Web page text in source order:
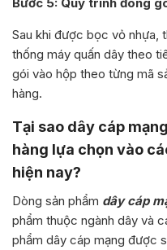
Sau khi được bọc vỏ nhựa,
thống máy quấn dây theo
gói vào hộp theo từng mã
hàng.
Tại sao dây cáp
hàng lựa chọn vào
hiện nay?
Dòng sản phẩm dây cáp
phẩm thuộc ngành dây và
phẩm dây cáp mạng được